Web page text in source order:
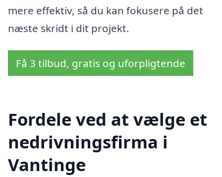
mere effektiv, så du kan fokusere på det
næste skridt i dit projekt.
Få 3 tilbud, gratis og uforpligtende
Fordele ved at vælge et
nedrivningsfirma i
Vantinge